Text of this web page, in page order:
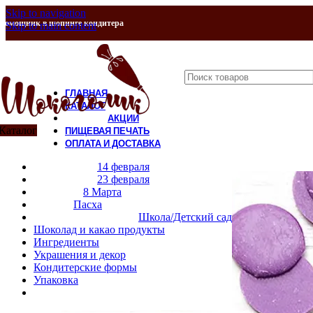
Skip to navigation
Skip to main content
в шопинге кондитера
14 февраля
23 февраля
8 Марта
Пасха
Школа/Детский сад
Шоколад и какао продукты
Ингредиенты
Украшения и декор
Кондитерские формы
Упаковка
ГЛАВНАЯ
КАТАЛОГ
АКЦИИ
ПИЩЕВАЯ ПЕЧАТЬ
ОПЛАТА И ДОСТАВКА